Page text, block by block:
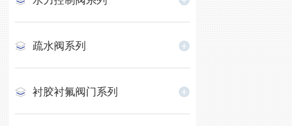
疏水阀系列
衬胶衬氟阀门系列